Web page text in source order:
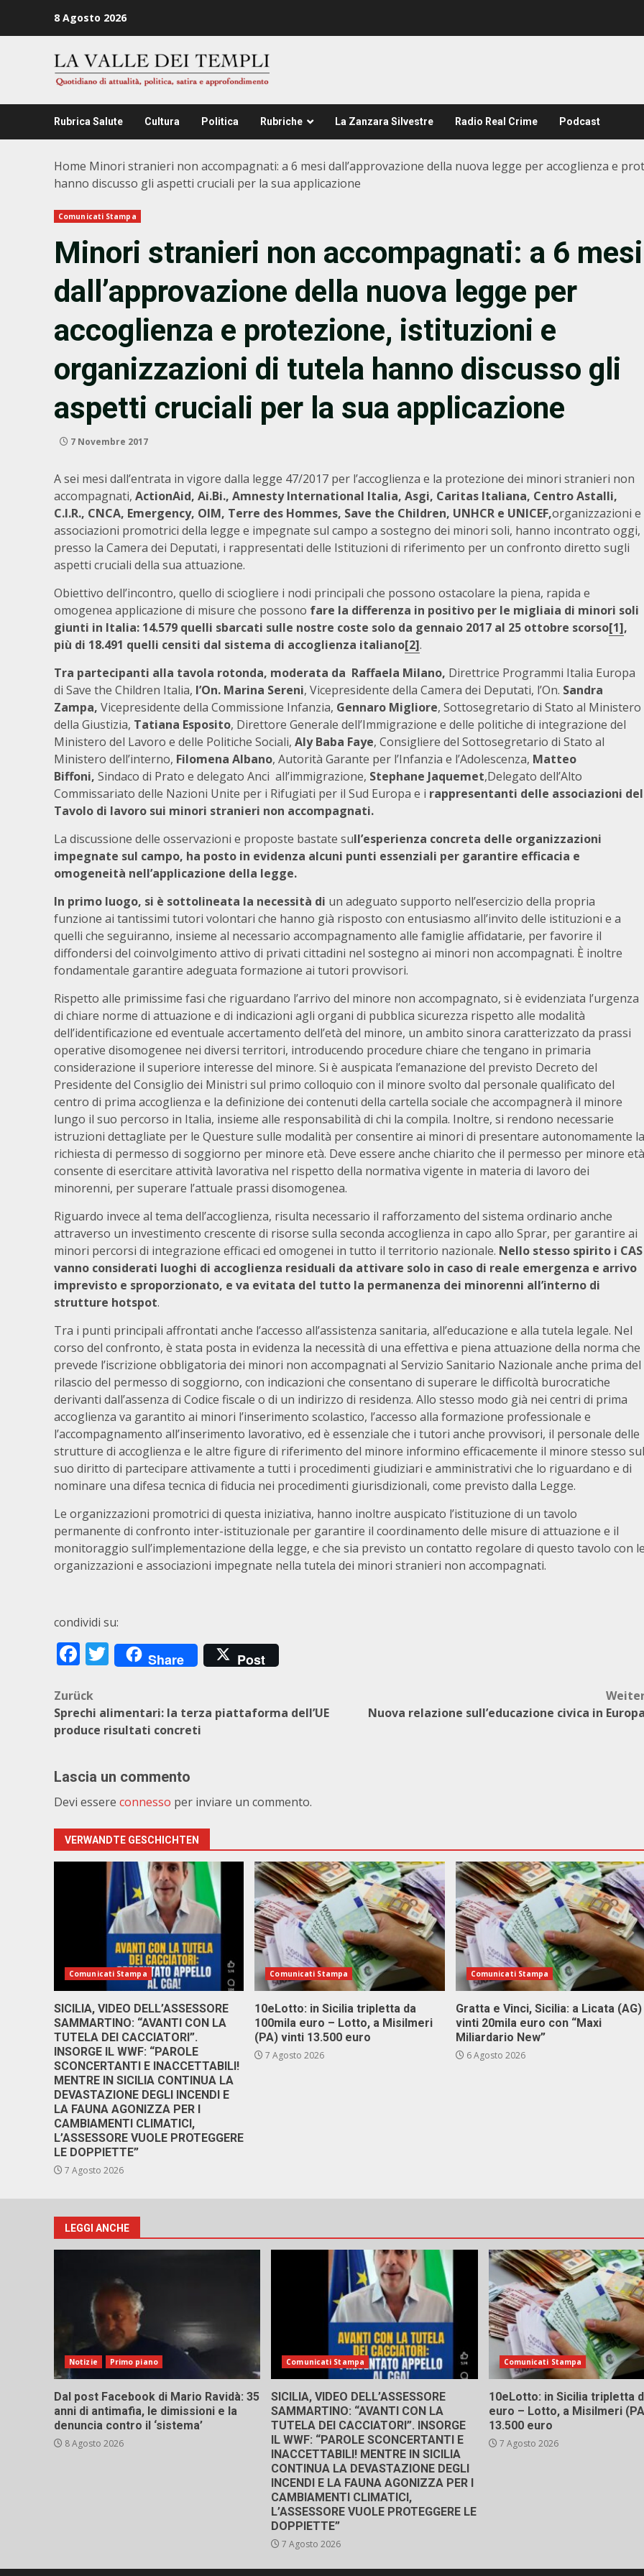
8 Agosto 2026
Rubrica Salute Cultura Politica Rubriche La Zanzara Silvestre Radio Real Crime Podcast
Home Minori stranieri non accompagnati: a 6 mesi dall’approvazione della nuova legge per accoglienza e
hanno discusso gli aspetti cruciali per la sua applicazione
Comunicati Stampa
Minori stranieri non accompagnati: a 6 mesi
dall’approvazione della nuova legge per
accoglienza e protezione, istituzioni e
organizzazioni di tutela hanno discusso gli
aspetti cruciali per la sua applicazione
7 Novembre 2017
A sei mesi dall’entrata in vigore dalla legge 47/2017 per l’accoglienza e la protezione dei minori stranieri non
accompagnati, ActionAid, Ai.Bi., Amnesty International Italia, Asgi, Caritas Italiana, Centro Astalli,
C.I.R., CNCA, Emergency, OIM, Terre des Hommes, Save the Children, UNHCR e UNICEF,organizzazioni e
associazioni promotrici della legge e impegnate sul campo a sostegno dei minori soli, hanno incontrato oggi,
presso la Camera dei Deputati, i rappresentati delle Istituzioni di riferimento per un confronto diretto sugli
aspetti cruciali della sua attuazione.
Obiettivo dell’incontro, quello di sciogliere i nodi principali che possono ostacolare la piena, rapida e
omogenea applicazione di misure che possono fare la differenza in positivo per le migliaia di minori soli
giunti in Italia: 14.579 quelli sbarcati sulle nostre coste solo da gennaio 2017 al 25 ottobre scorso[1],
più di 18.491 quelli censiti dal sistema di accoglienza italiano[2].
Tra partecipanti alla tavola rotonda, moderata da Raffaela Milano, Direttrice Programmi Italia Europa
di Save the Children Italia, l’On. Marina Sereni, Vicepresidente della Camera dei Deputati, l’On. Sandra
Zampa, Vicepresidente della Commissione Infanzia, Gennaro Migliore, Sottosegretario di Stato al Ministero
della Giustizia, Tatiana Esposito, Direttore Generale dell’Immigrazione e delle politiche di integrazione del
Ministero del Lavoro e delle Politiche Sociali, Aly Baba Faye, Consigliere del Sottosegretario di Stato al
Ministero dell’interno, Filomena Albano, Autorità Garante per l’Infanzia e l’Adolescenza, Matteo
Biffoni, Sindaco di Prato e delegato Anci all’immigrazione, Stephane Jaquemet,Delegato dell’Alto
Commissariato delle Nazioni Unite per i Rifugiati per il Sud Europa e i rappresentanti delle associazioni del
Tavolo di lavoro sui minori stranieri non accompagnati.
La discussione delle osservazioni e proposte bastate sull’esperienza concreta delle organizzazioni
impegnate sul campo, ha posto in evidenza alcuni punti essenziali per garantire efficacia e
omogeneità nell’applicazione della legge.
In primo luogo, si è sottolineata la necessità di un adeguato supporto nell’esercizio della propria
funzione ai tantissimi tutori volontari che hanno già risposto con entusiasmo all’invito delle istituzioni e a
quelli che seguiranno, insieme al necessario accompagnamento alle famiglie affidatarie, per favorire il
diffondersi del coinvolgimento attivo di privati cittadini nel sostegno ai minori non accompagnati. È inoltre
fondamentale garantire adeguata formazione ai tutori provvisori.
Rispetto alle primissime fasi che riguardano l’arrivo del minore non accompagnato, si è evidenziata l’urgenza
di chiare norme di attuazione e di indicazioni agli organi di pubblica sicurezza rispetto alle modalità
dell’identificazione ed eventuale accertamento dell’età del minore, un ambito sinora caratterizzato da prassi
operative disomogenee nei diversi territori, introducendo procedure chiare che tengano in primaria
considerazione il superiore interesse del minore. Si è auspicata l’emanazione del previsto Decreto del
Presidente del Consiglio dei Ministri sul primo colloquio con il minore svolto dal personale qualificato del
centro di prima accoglienza e la definizione dei contenuti della cartella sociale che accompagnerà il minore
lungo il suo percorso in Italia, insieme alle responsabilità di chi la compila. Inoltre, si rendono necessarie
istruzioni dettagliate per le Questure sulle modalità per consentire ai minori di presentare autonomamente la
richiesta di permesso di soggiorno per minore età. Deve essere anche chiarito che il permesso per minore età
consente di esercitare attività lavorativa nel rispetto della normativa vigente in materia di lavoro dei
minorenni, per superare l’attuale prassi disomogenea.
Riguardo invece al tema dell’accoglienza, risulta necessario il rafforzamento del sistema ordinario anche
attraverso un investimento crescente di risorse sulla seconda accoglienza in capo allo Sprar, per garantire ai
minori percorsi di integrazione efficaci ed omogenei in tutto il territorio nazionale. Nello stesso spirito i CAS
vanno considerati luoghi di accoglienza residuali da attivare solo in caso di reale emergenza e arrivo
imprevisto e sproporzionato, e va evitata del tutto la permanenza dei minorenni all’interno di
strutture hotspot.
Tra i punti principali affrontati anche l’accesso all’assistenza sanitaria, all’educazione e alla tutela legale. Nel
corso del confronto, è stata posta in evidenza la necessità di una effettiva e piena attuazione della norma che
prevede l’iscrizione obbligatoria dei minori non accompagnati al Servizio Sanitario Nazionale anche prima del
rilascio del permesso di soggiorno, con indicazioni che consentano di superare le difficoltà burocratiche
derivanti dall’assenza di Codice fiscale o di un indirizzo di residenza. Allo stesso modo già nei centri di prima
accoglienza va garantito ai minori l’inserimento scolastico, l’accesso alla formazione professionale e
l’accompagnamento all’inserimento lavorativo, ed è essenziale che i tutori anche provvisori, il personale delle
strutture di accoglienza e le altre figure di riferimento del minore informino efficacemente il minore stesso sul
suo diritto di partecipare attivamente a tutti i procedimenti giudiziari e amministrativi che lo riguardano e di
nominare una difesa tecnica di fiducia nei procedimenti giurisdizionali, come previsto dalla Legge.
Le organizzazioni promotrici di questa iniziativa, hanno inoltre auspicato l’istituzione di un tavolo
permanente di confronto inter-istituzionale per garantire il coordinamento delle misure di attuazione e il
monitoraggio sull’implementazione della legge, e che sia previsto un contatto regolare di questo tavolo con
organizzazioni e associazioni impegnate nella tutela dei minori stranieri non accompagnati.
condividi su:
Facebook
Twitter
Share Post
Beitragsnavigation
Zurück
Sprechi alimentari: la terza piattaforma dell’UE
produce risultati concreti
Nuova relazione sull’educazione civica in
Lascia un commento
Devi essere connesso per inviare un commento.
VERWANDTE GESCHICHTEN
Comunicati Stampa
SICILIA, VIDEO DELL’ASSESSORE
SAMMARTINO: “AVANTI CON LA
TUTELA DEI CACCIATORI”.
INSORGE IL WWF: “PAROLE
SCONCERTANTI E INACCETTABILI!
MENTRE IN SICILIA CONTINUA LA
DEVASTAZIONE DEGLI INCENDI E
LA FAUNA AGONIZZA PER I
CAMBIAMENTI CLIMATICI,
L’ASSESSORE VUOLE PROTEGGERE
LE DOPPIETTE”
7 Agosto 2026
Comunicati Stampa
10eLotto: in Sicilia tripletta da
100mila euro – Lotto, a Misilmeri
(PA) vinti 13.500 euro
7 Agosto 2026
Comunicati Stampa
Gratta e Vinci, Sicilia: a Licata (AG)
vinti 20mila euro con “Maxi
Miliardario New”
6 Agosto 2026
LEGGI ANCHE
Notizie Primo piano
Dal post Facebook di Mario Ravidà: 35
anni di antimafia, le dimissioni e la
denuncia contro il ‘sistema’
8 Agosto 2026
Comunicati Stampa
SICILIA, VIDEO DELL’ASSESSORE
SAMMARTINO: “AVANTI CON LA
TUTELA DEI CACCIATORI”. INSORGE
IL WWF: “PAROLE SCONCERTANTI E
INACCETTABILI! MENTRE IN SICILIA
CONTINUA LA DEVASTAZIONE DEGLI
INCENDI E LA FAUNA AGONIZZA PER I
CAMBIAMENTI CLIMATICI,
L’ASSESSORE VUOLE PROTEGGERE LE
DOPPIETTE”
7 Agosto 2026
Comunicati Stampa
10eLotto: in Sicilia tripletta
euro – Lotto, a Misilmeri
13.500 euro
7 Agosto 2026